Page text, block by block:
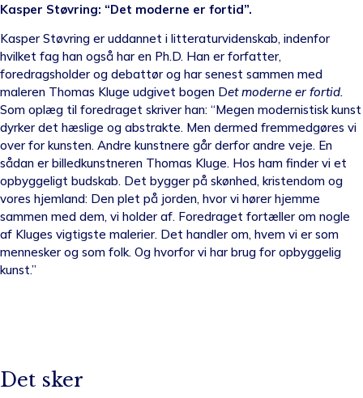
Kasper Støvring: “Det moderne er fortid”.
Kasper Støvring er uddannet i litteraturvidenskab, indenfor
hvilket fag han også har en Ph.D. Han er forfatter,
foredragsholder og debattør og har senest sammen med
maleren Thomas Kluge udgivet bogen Det moderne er fortid.
Som oplæg til foredraget skriver han: “Megen modernistisk kunst
dyrker det hæslige og abstrakte. Men dermed fremmedgøres vi
over for kunsten. Andre kunstnere går derfor andre veje. En
sådan er billedkunstneren Thomas Kluge. Hos ham finder vi et
opbyggeligt budskab. Det bygger på skønhed, kristendom og
vores hjemland: Den plet på jorden, hvor vi hører hjemme
sammen med dem, vi holder af. Foredraget fortæller om nogle
af Kluges vigtigste malerier. Det handler om, hvem vi er som
mennesker og som folk. Og hvorfor vi har brug for opbyggelig
kunst.”
Det sker